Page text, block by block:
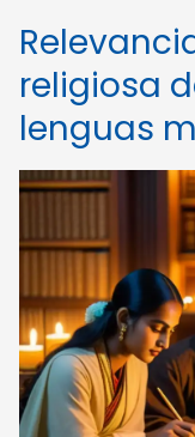
religiosa
lenguas